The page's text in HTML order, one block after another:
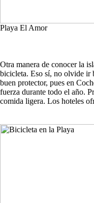
Playa El Amor
Otra manera de conocer la
bicicleta. Eso sí, no olvide ir
buen protector, pues en
fuerza durante todo el año.
comida ligera. Los hoteles